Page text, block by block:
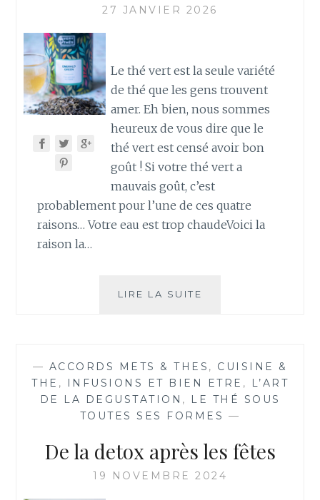
27 JANVIER 2026
Le thé vert est la seule variété
de thé que les gens trouvent
amer. Eh bien, nous sommes
heureux de vous dire que le
thé vert est censé avoir bon
goût ! Si votre thé vert a
mauvais goût, c’est
probablement pour l’une de ces quatre
raisons… Votre eau est trop chaudeVoici la
raison la…
LIRE LA SUITE
THÉ
VERT
A
MAUVAIS
ET
ÉVITER
— ACCORDS METS & THES , CUISINE &
THE , INFUSIONS ET BIEN ETRE ,
L’ART
DE LA DEGUSTATION ,
LE THÉ SOUS
TOUTES SES FORMES —
De la detox après les fêtes
19 NOVEMBRE 2024